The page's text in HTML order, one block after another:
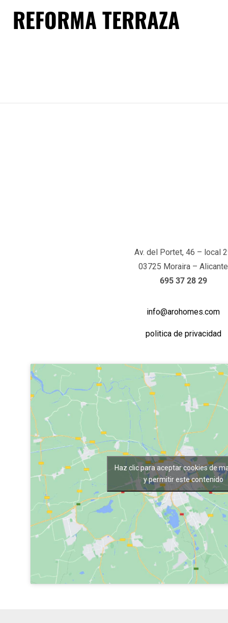
REFORMA TERRAZA
Av. del Portet, 46 – local
03725 Moraira – Alicante
695 37 28 29
info@arohomes.com
politica de privacidad
Haz clic para aceptar cookies de
y permitir este contenido